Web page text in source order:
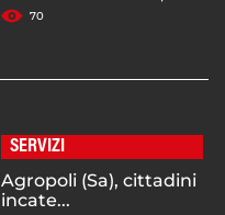
70
SERVIZI
Agropoli (Sa), cittadini
incate...